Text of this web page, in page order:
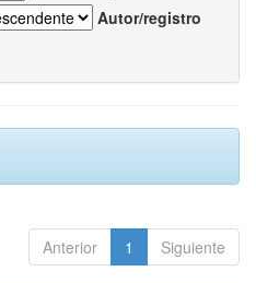
Autor/registro
Anterior 1 Siguiente